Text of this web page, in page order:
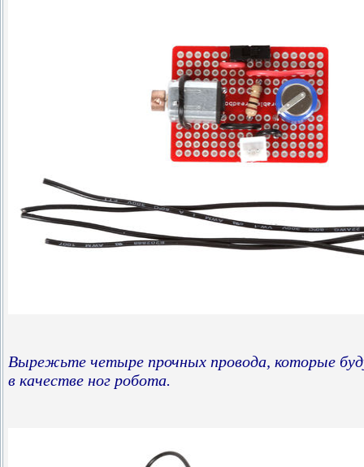
Вырежьте четыре прочных провода, которые
в качестве ног робота.